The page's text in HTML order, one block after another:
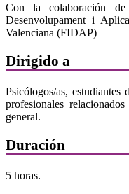
Con la colaboración
Desenvolupament i
Valenciana (FIDAP)
Dirigido a
Psicólogos/as,
profesionales
general.
Duración
5 horas.